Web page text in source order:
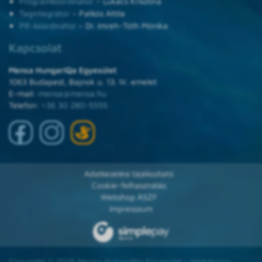
Tagintegrátor
– Patkós Attila
PR-koordinátor – Dr. Imreh-Tóth Mónika
Kapcsolat
Mensa HungarIQa Egyesület
1063 Budapest, Bajnok u. 13. IV. emelet
E-mail: mensa@mensa.hu
Telefon:
+36 30 280-5555
Adatkezelési tájékoztató
Cookie-felhasználás
Webshop ÁSZF
Impresszum